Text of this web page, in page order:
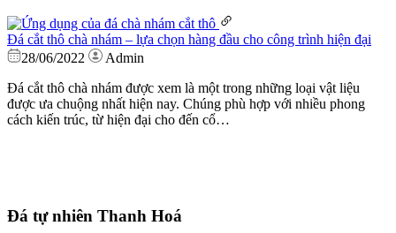
Đá cắt thô chà nhám – lựa chọn hàng đầu cho công trình hiện đại
28/06/2022
Admin
Đá cắt thô chà nhám được xem là một trong những loại vật liệu
được ưa chuộng nhất hiện nay. Chúng phù hợp với nhiều phong
cách kiến trúc, từ hiện đại cho đến cổ…
Đá tự nhiên Thanh Hoá